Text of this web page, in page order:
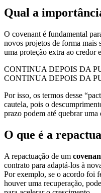
Qual a
O covenant é fundamental
novos projetos de forma mais
uma proteção extra ao credor
CONTINUA DEPOIS DA
CONTINUA DEPOIS DA
Por isso, os termos desse
cautela, pois o
prazo podem até quebrar uma
O que é a
A repactuação de um
contrato para adaptá-los à
Por exemplo, se o acordo foi
houver uma recuperação,